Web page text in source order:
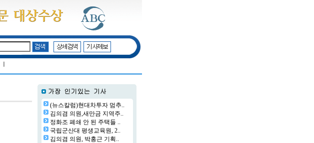
(뉴스칼럼)현대차투자 멈추..
김의겸 의원,새만금 지역주..
정화조 폐쇄 안 된 주택들 ..
국립군산대 평생교육원, 2..
김의겸 의원, 박홍근 기획..